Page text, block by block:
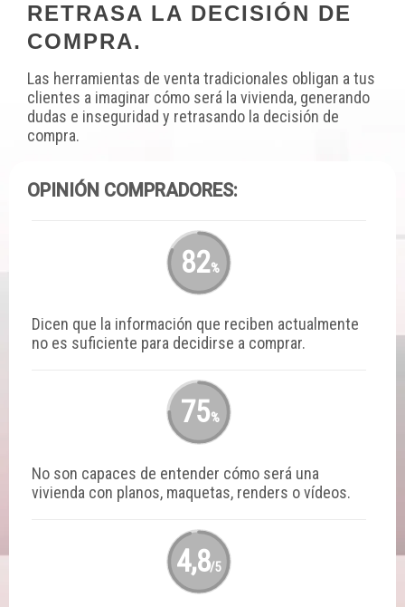
RETRASA LA DECISIÓN DE
COMPRA.
Las herramientas de venta tradicionales obligan a tus
clientes a imaginar cómo será la vivienda, generando
dudas e inseguridad y retrasando la decisión de
compra.
OPINIÓN COMPRADORES:
82%
Dicen que la información que reciben actualmente
no es suficiente para decidirse a comprar.
75%
No son capaces de entender cómo será una
vivienda con planos, maquetas, renders o vídeos.
4,8/5